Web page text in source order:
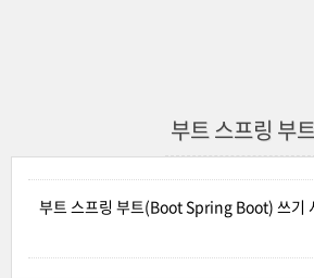
부트 스프링 부
부트 스프링 부트(Boot Spring Boot) 쓰기